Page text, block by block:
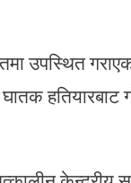
उपस्थित
हतियारबाट